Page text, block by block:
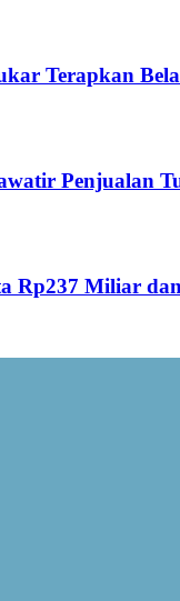
Terapkan
Penjualan
Rp237 Miliar